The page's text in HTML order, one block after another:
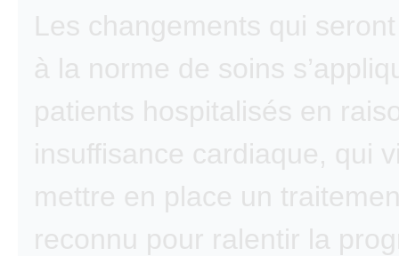
Les changements qui
à la norme de soins
patients hospitalisés en
insuffisance cardiaque, qui
mettre en place un
reconnu pour ralentir la